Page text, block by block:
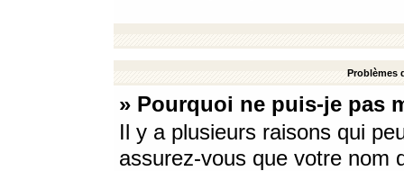
Problèmes
» Pourquoi ne puis-je pas
Il y a plusieurs raisons qui
assurez-vous que votre nom